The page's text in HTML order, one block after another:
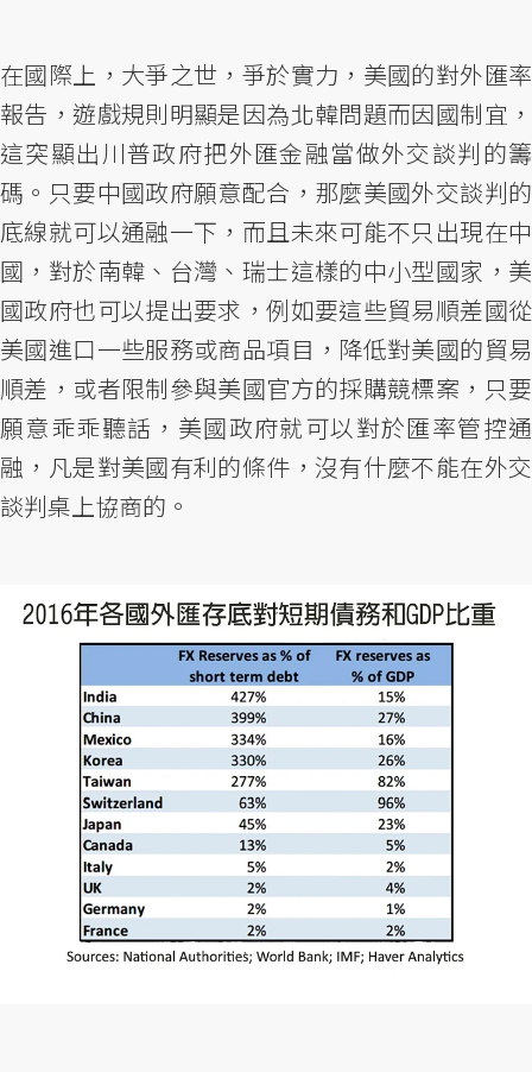
在國際上，大爭之世，爭於實力，美國的對外匯率
報告，遊戲規則明顯是因為北韓問題而因國制宜，
這突顯出川普政府把外匯金融當做外交談判的籌
碼。只要中國政府願意配合，那麼美國外交談判的
底線就可以通融一下，而且未來可能不只出現在中
國，對於南韓、台灣、瑞士這樣的中小型國家，美
國政府也可以提出要求，例如要這些貿易順差國從
美國進口一些服務或商品項目，降低對美國的貿易
順差，或者限制參與美國官方的採購競標案，只要
願意乖乖聽話，美國政府就可以對於匯率管控通
融，凡是對美國有利的條件，沒有什麼不能在外交
談判桌上協商的。